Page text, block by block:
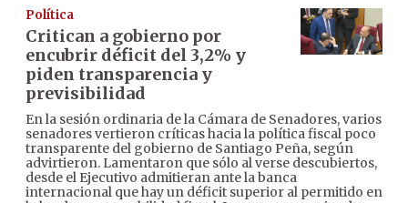
Política
Critican a gobierno por
encubrir déficit del 3,2% y
piden transparencia y
previsibilidad
En la sesión ordinaria de la Cámara de Senadores, varios
senadores vertieron críticas hacia la política fiscal poco
transparente del gobierno de Santiago Peña, según
advirtieron. Lamentaron que sólo al verse descubiertos,
desde el Ejecutivo admitieran ante la banca
internacional que hay un déficit superior al permitido en